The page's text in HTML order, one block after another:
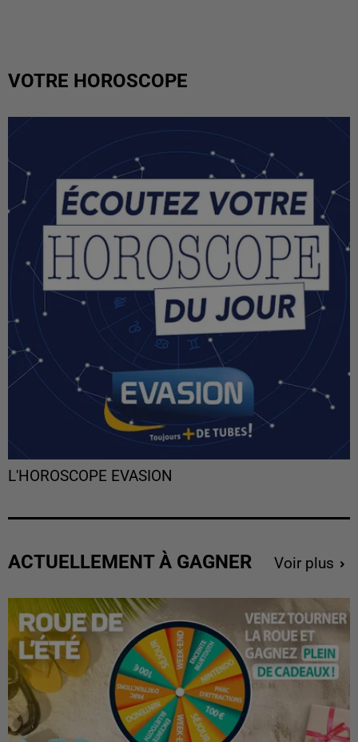
VOTRE HOROSCOPE
L'HOROSCOPE EVASION
ACTUELLEMENT À GAGNER Voir plus